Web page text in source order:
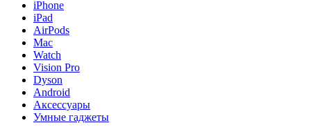
iPhone
iPad
AirPods
Mac
Watch
Vision Pro
Dyson
Android
Аксессуары
Умные гаджеты